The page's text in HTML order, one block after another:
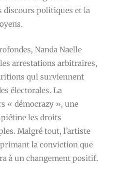
discours politiques et la
Nanda Naelle
arrestations arbitraires,
qui surviennent
électorales. La
« démocrazy », une
les droits
Malgré tout, l’artiste
la conviction que
à un changement positif.